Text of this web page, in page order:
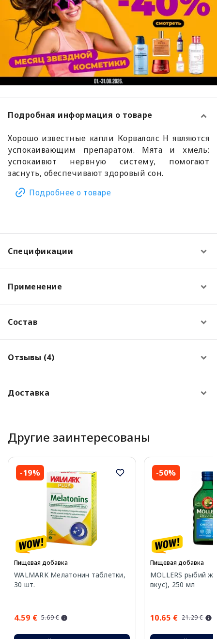
Подробная информация о товаре
Хорошо известные капли Корвалолс Н являются
успокаивающим препаратом. Мята и хмель:
успокаивют нервную систему, помогают
заснуть, обеспечивают здоровый сон.
Подробнее о товаре
Спецификации
Применение
Состав
Отзывы (4)
Доставка
Другие заинтересованы
-19%
Пищевая добавка
WALMARK Мелатонин таблетки,
30 шт.
4.59 € 5.69 €
-50%
Пищевая добавка
MOLLERS рыбий
вкус), 250 мл
10.65 € 21.29 €